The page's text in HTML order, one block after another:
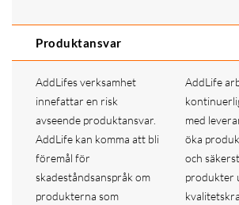
Produktansvar
AddLifes verksamhet
innefattar en risk
avseende produktansvar.
AddLife kan komma att bli
föremål för
skadeståndsanspråk om
produkterna som
AddLife
med
öka
och
produkter